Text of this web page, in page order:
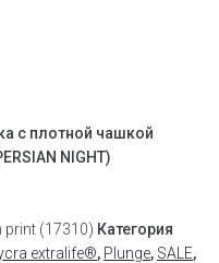
с плотной чашкой
NIGHT)
print (17310) Категория
extralife®, Plunge, SALE,